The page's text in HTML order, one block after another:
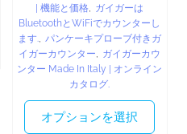
| 機能と価格, ガイガーは
BluetoothとWiFiでカウンターし
ます., パンケーキプローブ付きガ
イガーカウンター, ガイガーカウ
ンター Made In Italy | オンライン
カタログ.
オプションを選択